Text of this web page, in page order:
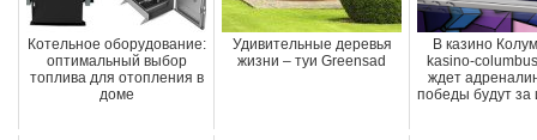
Котельное оборудование:
оптимальный выбор
топлива для отопления в
доме
Удивительные деревья
жизни – туи Greensad
В казино
kasino-
ждет
победы будут за